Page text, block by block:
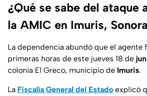
¿Qué se sabe del ataque
la AMIC en Imuris,
La dependencia abundó que el agente
primeras horas de este jueves 18 de
colonia El Greco, municipio de Imuris.
La Fiscalía General del Estado explicó